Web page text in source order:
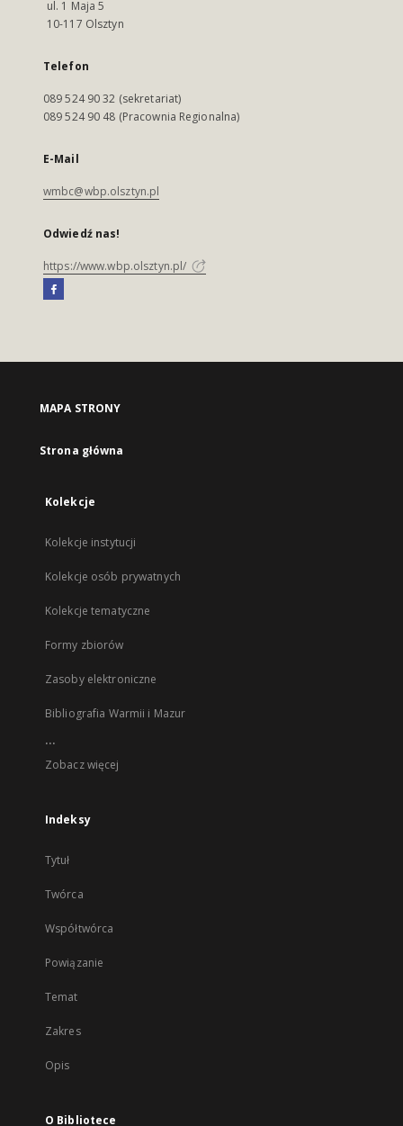
ul. 1 Maja 5
10-117 Olsztyn
Telefon
089 524 90 32 (sekretariat)
089 524 90 48 (Pracownia Regionalna)
E-Mail
wmbc@wbp.olsztyn.pl
Odwiedź nas!
https://www.wbp.olsztyn.pl/
MAPA STRONY
Strona główna
Kolekcje
Kolekcje instytucji
Kolekcje osób prywatnych
Kolekcje tematyczne
Formy zbiorów
Zasoby elektroniczne
Bibliografia Warmii i Mazur
...
Zobacz więcej
Indeksy
Tytuł
Twórca
Współtwórca
Powiązanie
Temat
Zakres
Opis
O Bibliotece